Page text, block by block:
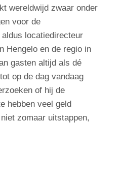
wereldwijd zwaar onder
voor de
locatiedirecteur
Hengelo en de regio in
gasten altijd als dé
op de dag vandaag
of hij de
hebben veel geld
zomaar uitstappen,